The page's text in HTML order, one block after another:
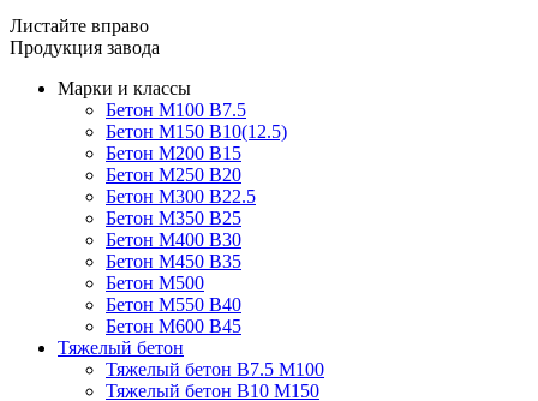
Листайте вправо
Продукция завода
Марки и классы
Бетон М100 В7.5
Бетон М150 В10(12.5)
Бетон М200 В15
Бетон М250 В20
Бетон М300 В22.5
Бетон М350 В25
Бетон М400 В30
Бетон М450 В35
Бетон М500
Бетон М550 В40
Бетон М600 В45
Тяжелый бетон
Тяжелый бетон В7.5 М100
Тяжелый бетон В10 М150